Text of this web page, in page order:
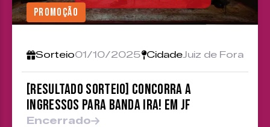
PROMOÇÃO
Sorteio01/10/2025 CidadeJuiz de Fora
[RESULTADO SORTEIO] Concorra a
ingressos para banda Ira! em JF
Encerrado